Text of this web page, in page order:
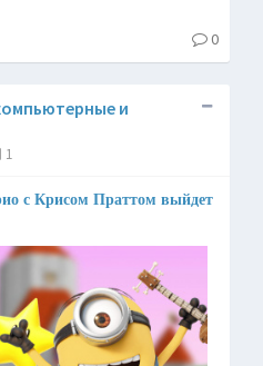
0
и
1
с Крисом Праттом выйдет